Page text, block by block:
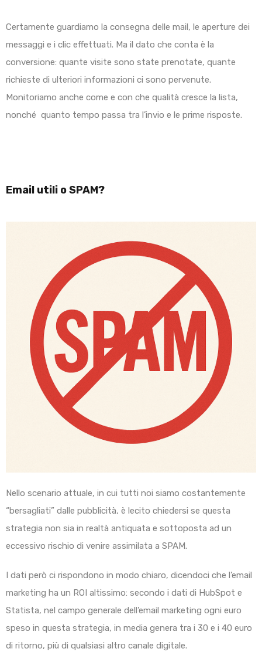
Certamente guardiamo la consegna delle mail, le aperture dei
messaggi e i clic effettuati. Ma il dato che conta è la
conversione: quante visite sono state prenotate, quante
richieste di ulteriori informazioni ci sono pervenute.
Monitoriamo anche come e con che qualità cresce la lista,
nonché quanto tempo passa tra l’invio e le prime risposte.
Email utili o SPAM?
Nello scenario attuale, in cui tutti noi siamo costantemente
“bersagliati” dalle pubblicità, è lecito chiedersi se questa
strategia non sia in realtà antiquata e sottoposta ad un
eccessivo rischio di venire assimilata a SPAM.
I dati però ci rispondono in modo chiaro, dicendoci che l’email
marketing ha un ROI altissimo: secondo i dati di HubSpot e
Statista, nel campo generale dell’email marketing ogni euro
speso in questa strategia, in media genera tra i 30 e i 40 euro
di ritorno, più di qualsiasi altro canale digitale.